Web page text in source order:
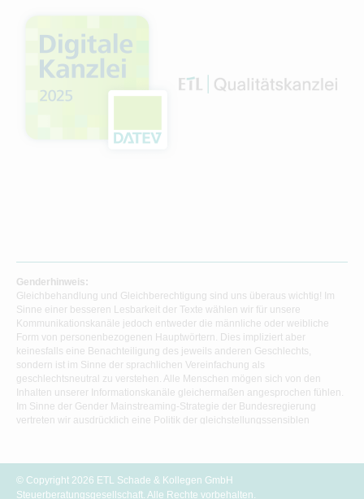
Genderhinweis:
Gleichbehandlung und Gleichberechtigung sind uns überaus wichtig! Im
Sinne einer besseren Lesbarkeit der Texte wählen wir für unsere
Kommunikationskanäle jedoch entweder die männliche oder weibliche
Form von personenbezogenen Hauptwörtern. Dies impliziert aber
keinesfalls eine Benachteiligung des jeweils anderen Geschlechts,
sondern ist im Sinne der sprachlichen Vereinfachung als
geschlechtsneutral zu verstehen. Alle Menschen mögen sich von den
Inhalten unserer Informationskanäle gleichermaßen angesprochen fühlen.
Im Sinne der Gender Mainstreaming-Strategie der Bundesregierung
vertreten wir ausdrücklich eine Politik der gleichstellungssensiblen
© Copyright 2026 ETL Schade & Kollegen GmbH
Steuerberatungsgesellschaft. Alle Rechte vorbehalten.